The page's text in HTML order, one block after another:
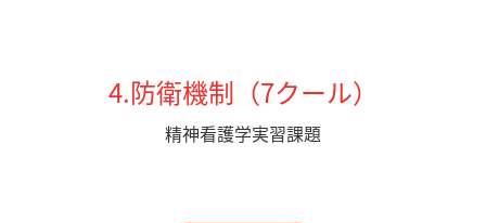
4.防衛機制（7クール）
精神看護学実習課題